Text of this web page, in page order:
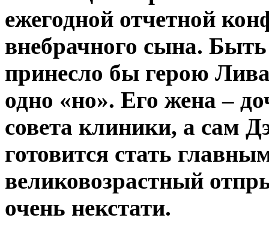
ежегодной отчетной
внебрачного сына. Быть
принесло бы герою
одно «но». Его жена –
совета клиники, а сам
готовится стать
великовозрастный
очень некстати.